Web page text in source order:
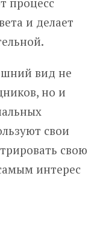
и делает
вид не
но и
свои
свою
интерес